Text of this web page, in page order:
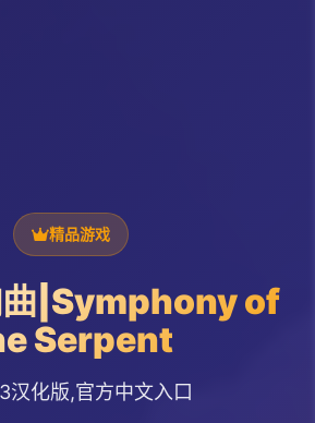
精品游戏
曲|Symphony of
Serpent
汉化版,官方中文入口